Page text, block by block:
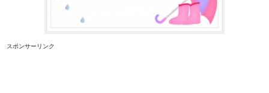
スポンサーリンク